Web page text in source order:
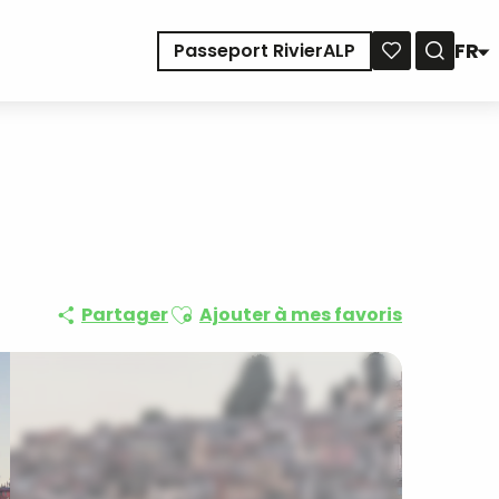
Passeport RivierALP
FR
PartagerAjouter aux favoris
Ajouter à mes favoris